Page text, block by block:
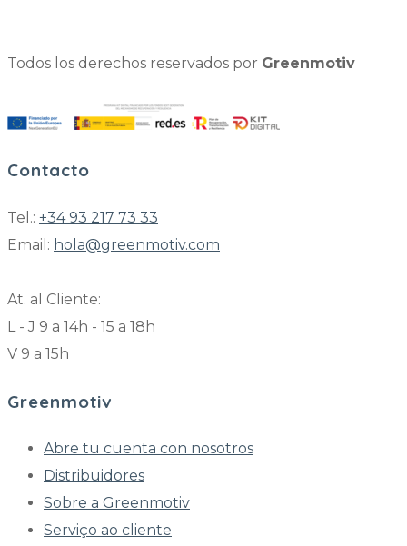
Todos los derechos reservados por Greenmotiv
Contacto
Tel.: +34 93 217 73 33
Email: hola@greenmotiv.com
At. al Cliente:
L - J 9 a 14h - 15 a 18h
V 9 a 15h
Greenmotiv
Abre tu cuenta con nosotros
Distribuidores
Sobre a Greenmotiv
Serviço ao cliente